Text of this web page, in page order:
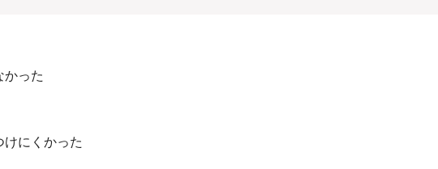
かった
けにくかった